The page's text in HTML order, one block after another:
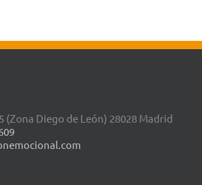
(Zona Diego de León) 28028 Madrid